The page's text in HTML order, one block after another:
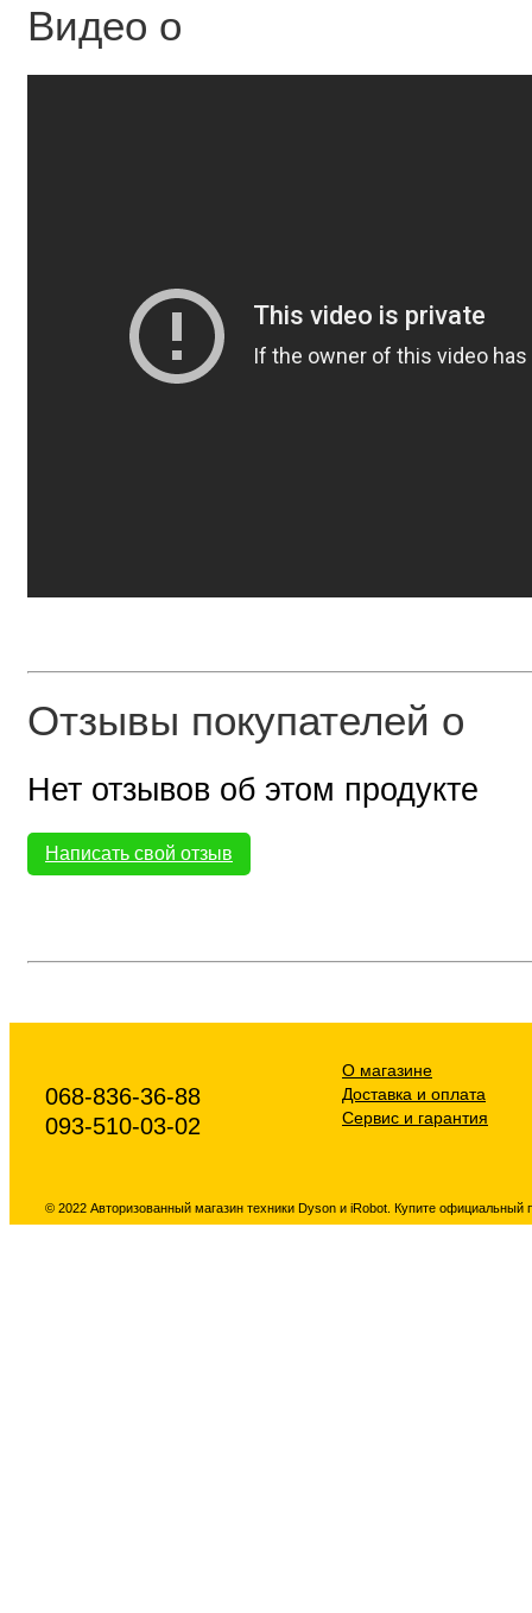
Видео о
Отзывы покупателей о
Нет отзывов об этом продукте
Написать свой отзыв
068-836-36-88
093-510-03-02
О магазине
Доставка и оплата
Сервис и гарантия
© 2022 Авторизованный магазин техники Dyson и iRobot. Купите